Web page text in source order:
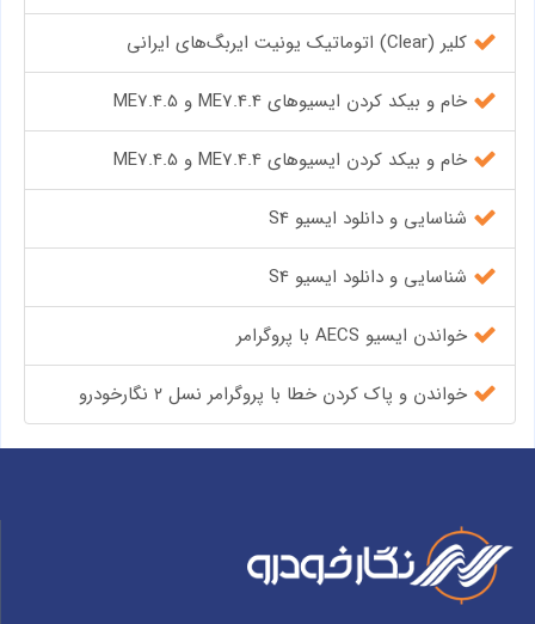
کلیر (Clear) اتوماتیک یونیت ایربگ‌های ایرانی
خام و بیکد کردن ایسیوهای ME7.4.4 و ME7.4.5
خام و بیکد کردن ایسیوهای ME7.4.4 و ME7.4.5
شناسایی و دانلود ایسیو S4
شناسایی و دانلود ایسیو S4
خواندن ایسیو AECS با پروگرامر
خواندن و پاک کردن خطا با پروگرامر نسل ۲ نگارخودرو